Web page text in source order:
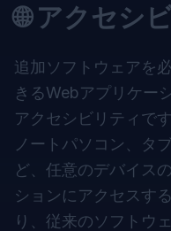
🌐 アクセシ
追加ソフトウェアを
きるWebアプリケー
アクセシビリティで
ノートパソコン、タ
ど、任意のデバイス
ションにアクセスす
り、従来のソフトウ